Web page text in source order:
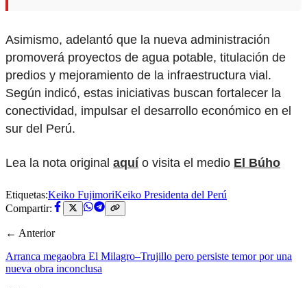
Asimismo, adelantó que la nueva administración
promoverá proyectos de agua potable, titulación de
predios y mejoramiento de la infraestructura vial.
Según indicó, estas iniciativas buscan fortalecer la
conectividad, impulsar el desarrollo económico en el
sur del Perú.
Lea la nota original aquí o visita el medio El Búho
Etiquetas:Keiko FujimoriKeiko Presidenta del Perú
Compartir:
← Anterior
Arranca megaobra El Milagro–Trujillo pero persiste temor por una
nueva obra inconclusa